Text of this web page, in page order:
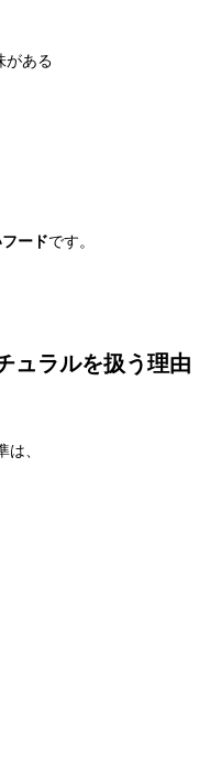
がある
ードです。
ュラルを扱う理由
、